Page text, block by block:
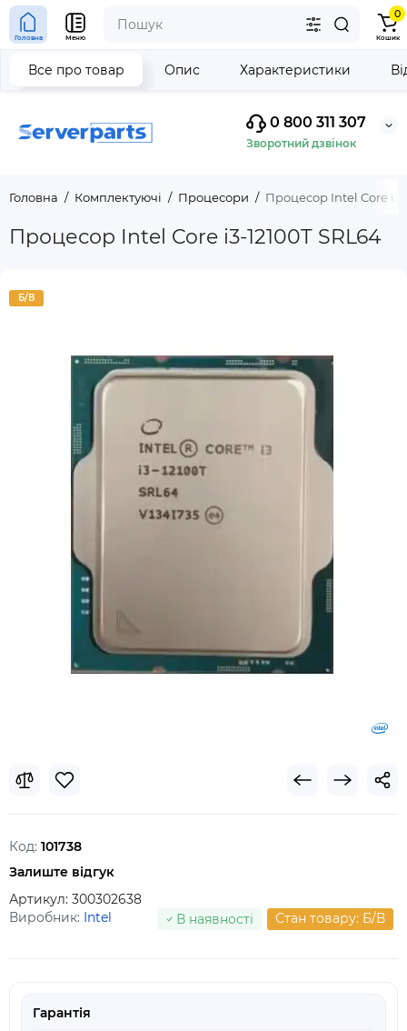
0 800 311 307
Зворотний дзвінок
Головна Меню
0
Кошик
Головна Комплектуючі Процесори Процесор Intel Core i3-
Процесор Intel Core i3-12100T SRL64
Все про товар Опис Характеристики
Б/В
Код: 101738
Залиште відгук
Артикул: 300302638
Виробник: Intel В наявності Стан товару: Б/В
Гарантія